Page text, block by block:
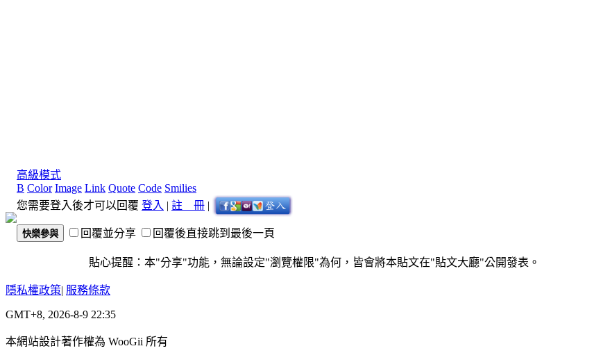
高級模式
B Color Image Link Quote Code Smilies
您需要登入後才可以回覆 登入 | 註 冊 |
快樂參與 回覆並分享 回覆後直接跳到最後一頁
貼心提醒：本"分享"功能，無論設定"瀏覽權限"為何，皆會將本貼文在"貼文大廳"公開發表。
隱私權政策| 服務條款
GMT+8, 2026-8-9 22:35
本網站設計著作權為 WooGii 所有